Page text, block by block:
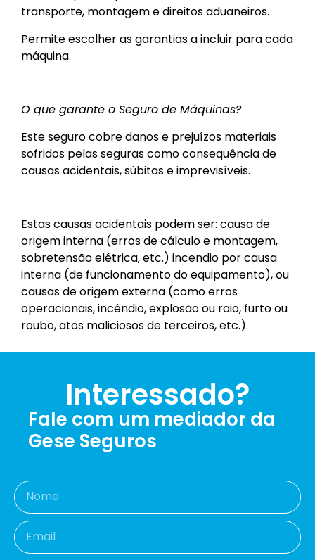
transporte, montagem e direitos aduaneiros.
Permite escolher as garantias a incluir para cada
máquina.
O que garante o Seguro de Máquinas?
Este seguro cobre danos e prejuízos materiais
sofridos pelas seguras como consequência de
causas acidentais, súbitas e imprevisíveis.
Estas causas acidentais podem ser: causa de
origem interna (erros de cálculo e montagem,
sobretensão elétrica, etc.) incendio por causa
interna (de funcionamento do equipamento), ou
causas de origem externa (como erros
operacionais, incêndio, explosão ou raio, furto ou
roubo, atos maliciosos de terceiros, etc.).
Interessado?
Fale com um mediador da
Gese Seguros